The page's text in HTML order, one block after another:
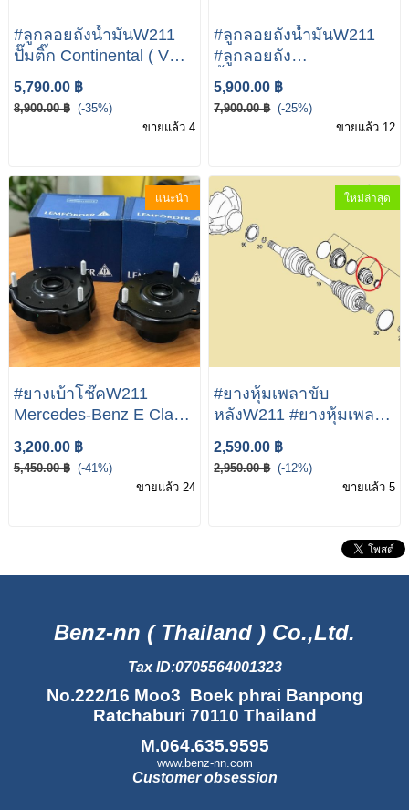
#ลูกลอยถังน้ำมันW211
ปั๊มติ๊ก Continental ( VDO
) | เบนซ์ W211 CLS(
W219 ) | Part no
A2C59514936 /
470 39 94 A211 470 41
94
5,790.00 ฿
8,900.00 ฿ (-35%)
ขายแล้ว 4
#ลูกลอยถังน้ำมันW211
#ลูกลอยถัง
น้ำมันWW211ราคาถูก
ลูกลอยถังน้ำมันเบนซ์
BENZ W211 E200,E240
5,900.00 ฿
7,900.00 ฿ (-25%)
ขายแล้ว 12
แนะนำ
#ยางเบ้าโช๊คW211
Mercedes-Benz E Class
E280
3,200.00 ฿
5,450.00 ฿ (-41%)
ขายแล้ว 24
ใหม่ล่าสุด
#ยางหุ้มเพลาขับ
หลังW211 #ยางหุ้มเพลา
เพลาขับBenz
A0003570091 ยางหุ้ม
2,590.00 ฿
2,950.00 ฿ (-12%)
ขายแล้ว 5
Benz-nn ( Thailand ) Co.,Ltd.
Tax ID:0705564001323
No.222/16 Moo3 Boek phrai Banpong
Ratchaburi 70110 Thailand
M.064.635.9595
www.benz-nn.com
Customer obsession